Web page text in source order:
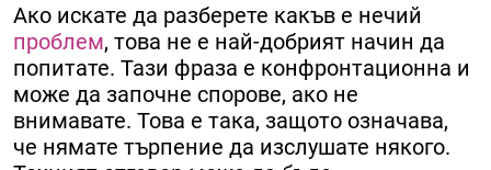
Ако искате да разберете какъв е нечий
проблем, това не е най-добрият начин да
попитате. Тази фраза е конфронтационна и
може да започне спорове, ако не
внимавате. Това е така, защото означава,
че нямате търпение да изслушате някого.